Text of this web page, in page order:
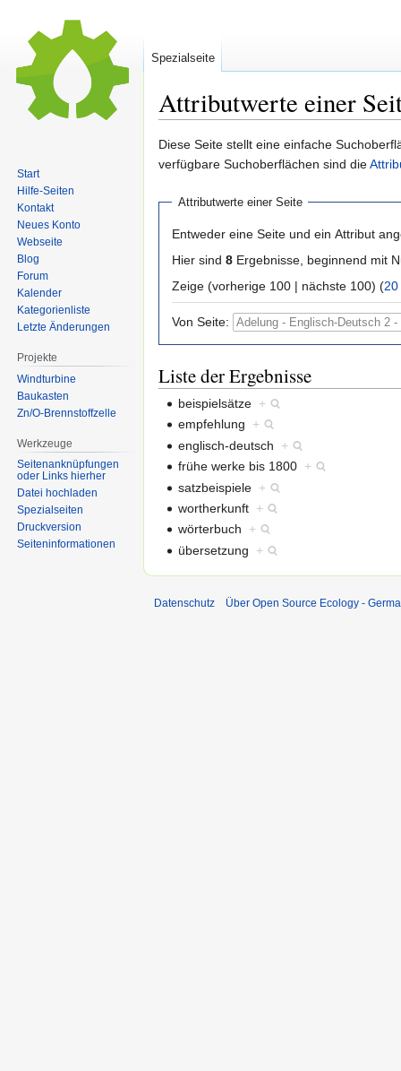
Attributwerte einer
Zur
Navigation
Zur
Suche
Diese Seite stellt eine einfache
verfügbare Suchoberflächen sind die
Attributwerte einer Seite
Entweder eine Seite und ein Attribut
Hier sind 8 Ergebnisse, beginnend mit
Zeige (vorherige 100 | nächste 100) (20
Von Seite:
Liste der Ergebnisse
beispielsätze +
empfehlung +
englisch-deutsch +
frühe werke bis 1800 +
satzbeispiele +
wortherkunft +
wörterbuch +
übersetzung +
Spezialseite
Start
Hilfe-Seiten
Kontakt
Neues Konto
Webseite
Blog
Forum
Kalender
Kategorienliste
Letzte Änderungen
Projekte
Windturbine
Baukasten
Zn/O-Brennstoffzelle
Werkzeuge
Seitenanknüpfungen
oder Links hierher
Datei hochladen
Spezialseiten
Druckversion
Seiten­informationen
Datenschutz Über Open Source Ecology -